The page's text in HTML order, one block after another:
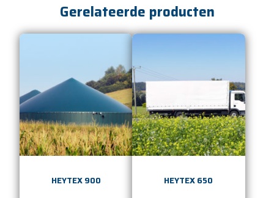
Gerelateerde producten
HEYTEX 900 HEYTEX 650